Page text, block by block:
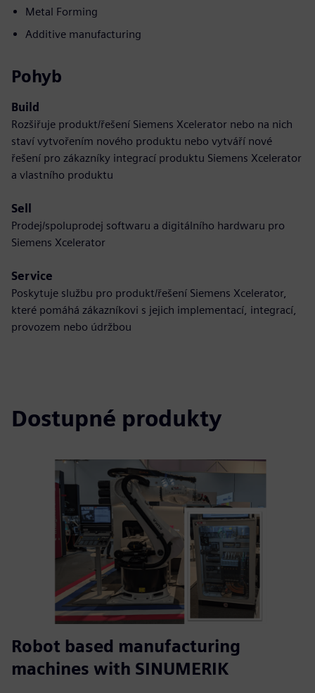
Metal Forming
Additive manufacturing
Pohyb
Build
Rozšiřuje produkt/řešení Siemens Xcelerator nebo na nich
staví vytvořením nového produktu nebo vytváří nové
řešení pro zákazníky integrací produktu Siemens Xcelerator
a vlastního produktu
Sell
Prodej/spoluprodej softwaru a digitálního hardwaru pro
Siemens Xcelerator
Service
Poskytuje službu pro produkt/řešení Siemens Xcelerator,
které pomáhá zákazníkovi s jejich implementací, integrací,
provozem nebo údržbou
Dostupné produkty
Robot based manufacturing
machines with SINUMERIK